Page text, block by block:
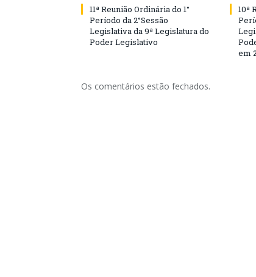
11ª Reunião Ordinária do 1°
Período da 2°Sessão
Legislativa da 9ª Legislatura do
Poder Legislativo
10ª
em
Os comentários estão fechados.